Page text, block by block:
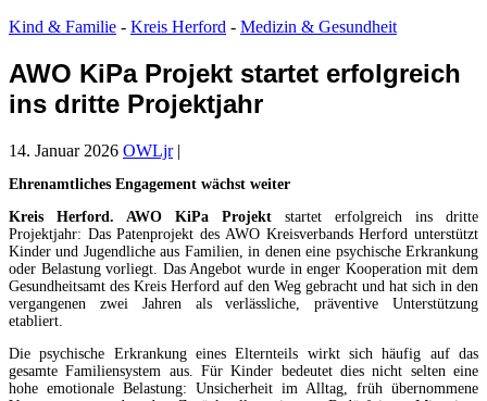
Kind & Familie - Kreis Herford - Medizin & Gesundheit
AWO KiPa Projekt startet erfolgreich
ins dritte Projektjahr
14. Januar 2026 OWLjr |
Ehrenamtliches Engagement wächst weiter
Kreis Herford. AWO KiPa Projekt startet erfolgreich ins dritte
Projektjahr: Das Patenprojekt des AWO Kreisverbands Herford unterstützt
Kinder und Jugendliche aus Familien, in denen eine psychische Erkrankung
oder Belastung vorliegt. Das Angebot wurde in enger Kooperation mit dem
Gesundheitsamt des Kreis Herford auf den Weg gebracht und hat sich in den
vergangenen zwei Jahren als verlässliche, präventive Unterstützung
etabliert.
Die psychische Erkrankung eines Elternteils wirkt sich häufig auf das
gesamte Familiensystem aus. Für Kinder bedeutet dies nicht selten eine
hohe emotionale Belastung: Unsicherheit im Alltag, früh übernommene